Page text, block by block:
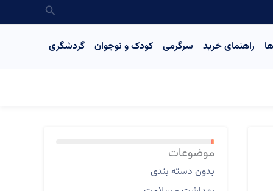
جستجو
راهنمای خرید سرگرمی کودک و نوجوان گردشگری
2%
موضوعات
بدون دسته بندی